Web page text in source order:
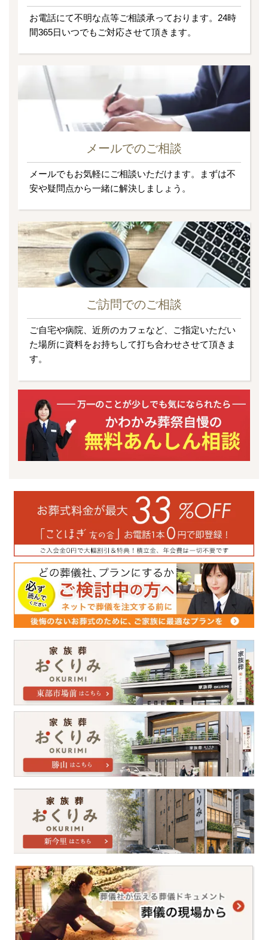
お電話にて不明な点等ご相談承っております。24時
間365日いつでもご対応させて頂きます。
メールでのご相談
メールでもお気軽にご相談いただけます。まずは不
安や疑問点から一緒に解決しましょう。
ご訪問でのご相談
ご自宅や病院、近所のカフェなど、ご指定いただい
た場所に資料をお持ちして打ち合わせさせて頂きま
す。